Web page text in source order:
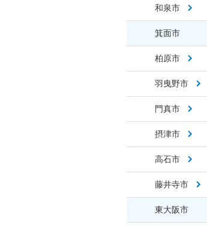
和泉市
箕面市
柏原市
羽曳野市
門真市
摂津市
高石市
藤井寺市
東大阪市